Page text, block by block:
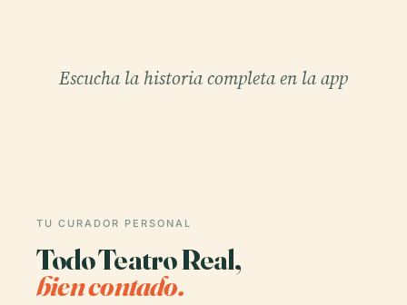
Escucha la historia completa en la app
TU CURADOR PERSONAL
Todo Teatro Real,
bien contado.